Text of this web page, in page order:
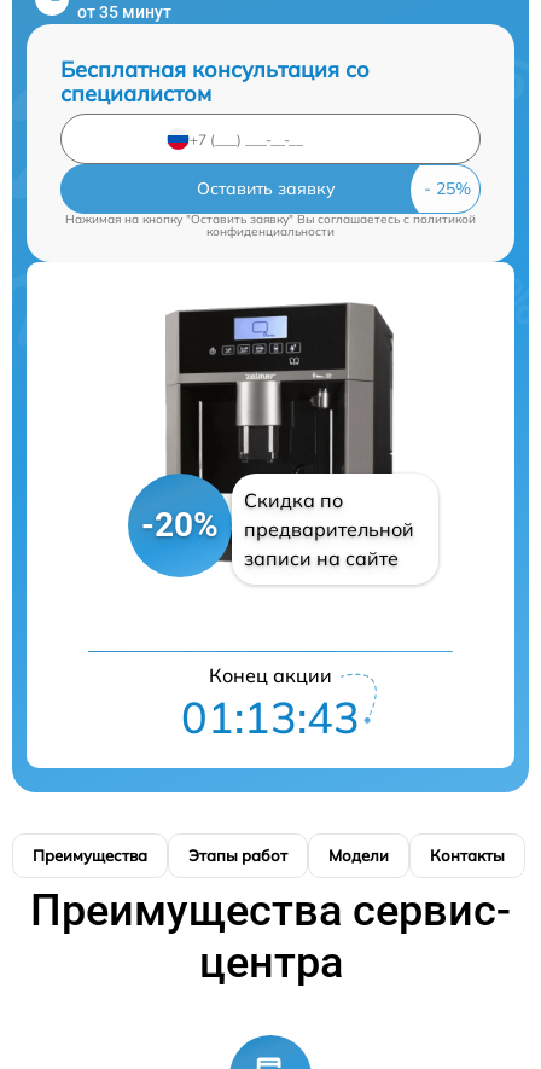
от 35 минут
Бесплатная консультация со
специалистом
Оставить заявку
Нажимая на кнопку "Оставить заявку" Вы соглашаетесь c политикой
конфиденциальности
-20%
Скидка по
предварительной
записи на сайте
Конец акции
01:13:43
Преимущества Этапы работ Модели Контакты
Преимущества сервис-
центра